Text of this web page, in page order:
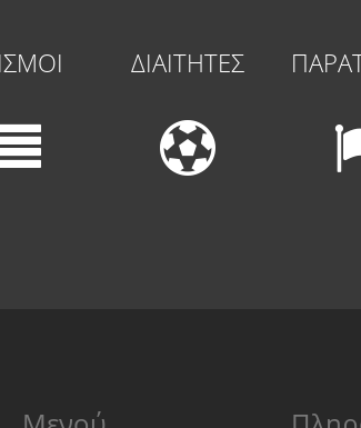
ΔΙΑΙΤΗΤΕΣ